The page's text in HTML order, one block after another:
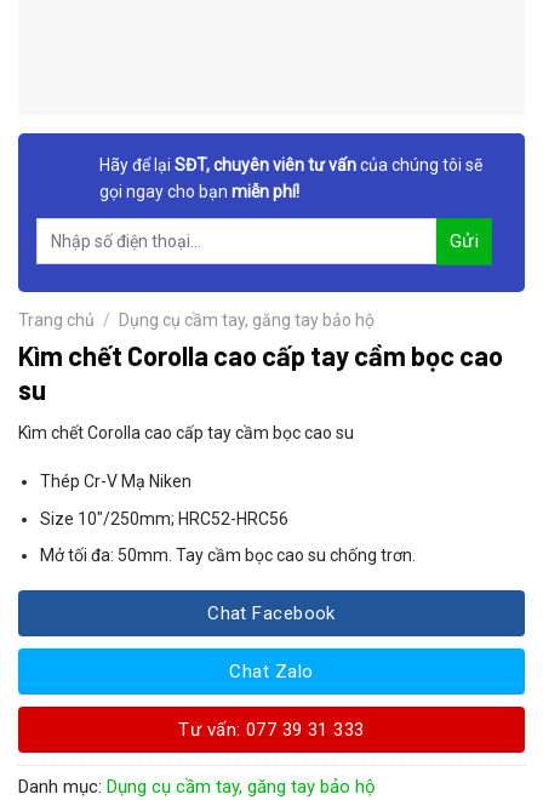
Hãy để lại SĐT, chuyên viên tư vấncủa chúng tôi sẽ
gọi ngay cho bạn miễn phí!
Trang chủ / Dụng cụ cầm tay, găng tay bảo hộ
Kìm chết Corolla cao cấp tay cầm bọc cao
su
Kìm chết Corolla cao cấp tay cầm bọc cao su
Thép Cr-V Mạ Niken
Size 10″/250mm; HRC52-HRC56
Mở tối đa: 50mm. Tay cầm bọc cao su chống trơn.
Chat Facebook
Chat Zalo
Tư vấn: 077 39 31 333
Danh mục: Dụng cụ cầm tay, găng tay bảo hộ